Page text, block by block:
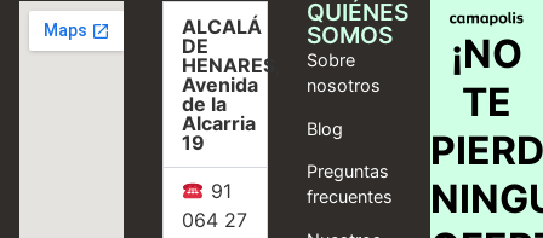
ALCALÁ
DE
HENARES,
Avenida
de la
Alcarria
19
91
064 27
QUIÉNES
SOMOS
Sobre
nosotros
Blog
Preguntas
frecuentes
¡NO
TE